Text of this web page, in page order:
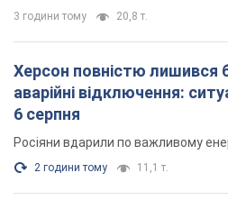
3 години тому 20,8 т.
Херсон повністю лишився
аварійні відключення:
6 серпня
Росіяни вдарили по важливому
2 години тому 11,1 т.